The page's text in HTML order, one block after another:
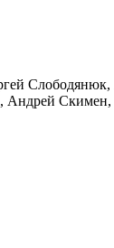
Слободянюк,
, Андрей Скимен,